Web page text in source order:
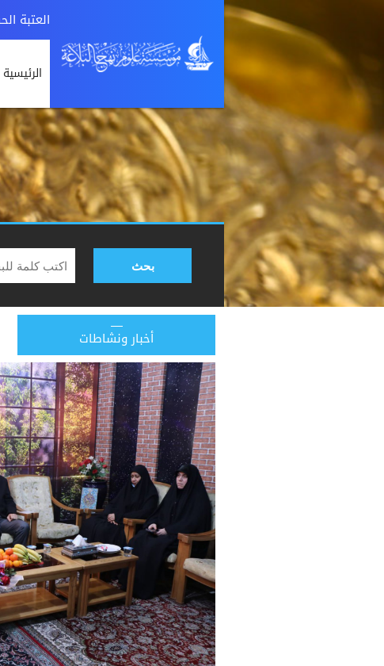
العتبة
الرئيسية
بحث
أخبار ونشاطات